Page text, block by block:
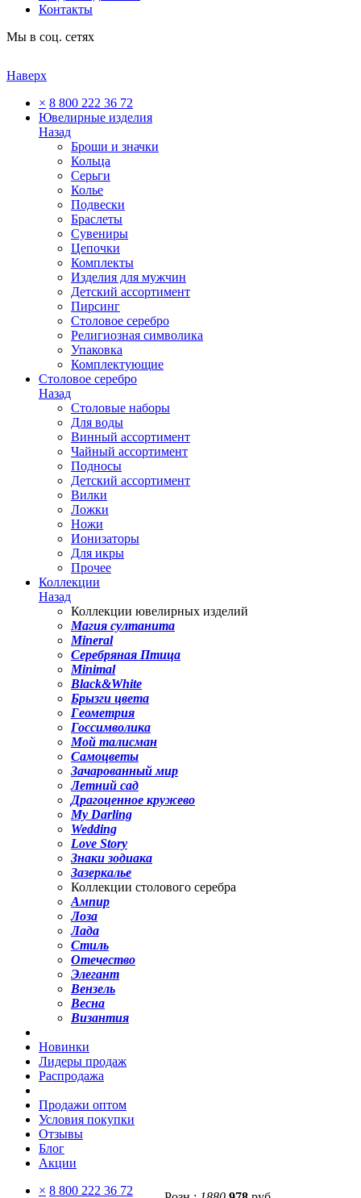
Контакты
Мы в соц. сетях
Наверх
× 8 800 222 36 72
Ювелирные изделия
Назад
Броши и значки
Кольца
Серьги
Колье
Подвески
Браслеты
Сувениры
Цепочки
Комплекты
Изделия для мужчин
Детский ассортимент
Пирсинг
Столовое серебро
Религиозная символика
Упаковка
Комплектующие
Столовое серебро
Назад
Столовые наборы
Для воды
Винный ассортимент
Чайный ассортимент
Подносы
Детский ассортимент
Вилки
Ложки
Ножи
Ионизаторы
Для икры
Прочее
Коллекции
Назад
Коллекции ювелирных изделий
Магия султанита
Mineral
Серебряная Птица
Minimal
Black&White
Брызги цвета
Геометрия
Госсимволика
Мой талисман
Самоцветы
Зачарованный мир
Летний сад
Драгоценное кружево
My Darling
Wedding
Love Story
Знаки зодиака
Зазеркалье
Коллекции столового серебра
Ампир
Лоза
Лада
Стиль
Отечество
Элегант
Вензель
Весна
Византия
Новинки
Лидеры продаж
Распродажа
Продажи оптом
Условия покупки
Отзывы
Блог
Акции
× 8 800 222 36 72